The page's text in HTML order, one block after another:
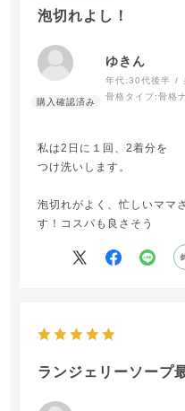
泡切れよし！
ゆきん
年代:30代後半
骨格タイプ:骨格
私は2日に１回、2着分を
つけ洗いします。
泡切れがよく、忙しいママ
す！コスパも良さそう
ランジェリーソープ